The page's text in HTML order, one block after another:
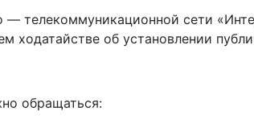
телекоммуникационной сети
об установлении
обращаться: